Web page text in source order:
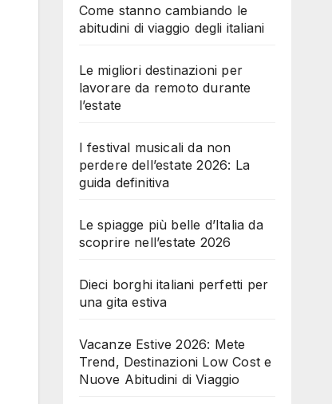
Come stanno cambiando le
abitudini di viaggio degli italiani
Le migliori destinazioni per
lavorare da remoto durante
l’estate
I festival musicali da non
perdere dell’estate 2026: La
guida definitiva
Le spiagge più belle d’Italia da
scoprire nell’estate 2026
Dieci borghi italiani perfetti per
una gita estiva
Vacanze Estive 2026: Mete
Trend, Destinazioni Low Cost e
Nuove Abitudini di Viaggio